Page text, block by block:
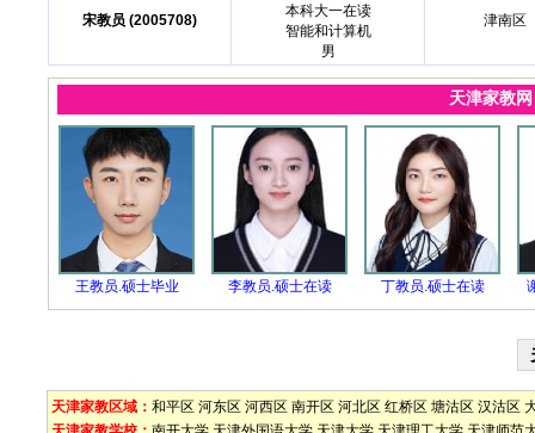
宋教员 (2005708)
本科大一在读
智能和计算机
男
津南区
天津家教
王教员.硕士毕业 李教员.硕士在读 丁教员.硕士在读
天津家教区域： 和平区 河东区 河西区 南开区 河北区 红桥区 塘沽区 汉沽区